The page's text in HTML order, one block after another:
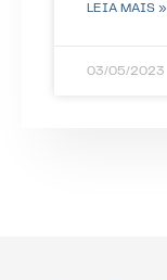
LEIA MAIS »
03/05/2023